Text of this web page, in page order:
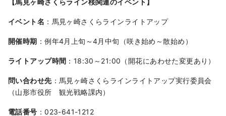
【馬見ヶ崎さくらライン桜関連のイベント】
イベント名 ：馬見ヶ崎さくらラインライトアップ
開催時期 ：例年4月上旬～4月中旬（咲き始め～散始め）
ライトアップ時間 ：18:30～21:00（開花にあわせた変更あり）
問い合わせ先：馬見ヶ崎さくらラインライトアップ実行委員会
（山形市役所 観光戦略課内）
電話番号 ：023-641-1212